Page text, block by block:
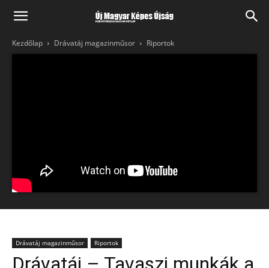
Kezdőlap Drávatáj magazinműsor Riportok
Drávatáj magazinműsor Riportok